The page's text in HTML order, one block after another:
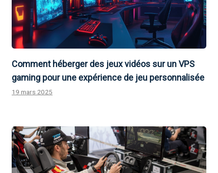
Comment héberger des jeux vidéos sur un VPS
gaming pour une expérience de jeu personnalisée
19 mars 2025